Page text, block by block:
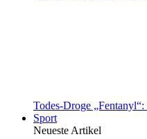
Todes-Droge
Sport
Neueste Artikel